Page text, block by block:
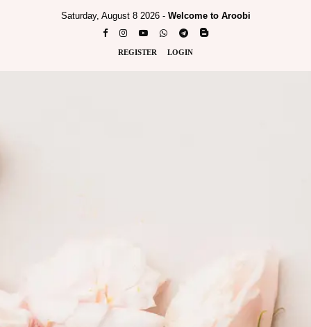
Saturday, August 8 2026 - Welcome to Aroobi
REGISTER LOGIN